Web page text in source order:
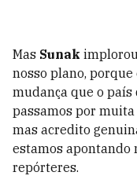
Mas Sunak
nosso plano,
mudança que o
passamos por
mas acredito
estamos apontando
repórteres.